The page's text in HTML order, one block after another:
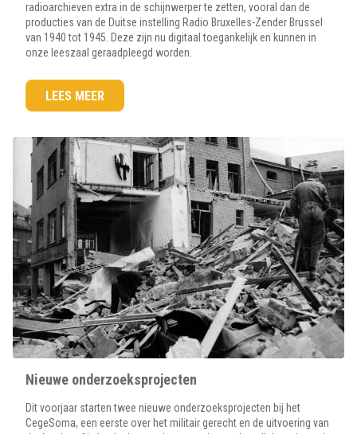
radioarchieven extra in de schijnwerper te zetten, vooral dan de
producties van de Duitse instelling Radio Bruxelles-Zender Brussel
van 1940 tot 1945. Deze zijn nu digitaal toegankelijk en kunnen in
onze leeszaal geraadpleegd worden.
LEES MEER
Nieuwe onderzoeksprojecten
Dit voorjaar starten twee nieuwe onderzoeksprojecten bij het
CegeSoma, een eerste over het militair gerecht en de uitvoering van